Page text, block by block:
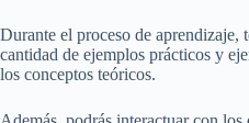
Durante el proceso de aprendizaje,
cantidad de ejemplos prácticos y
los conceptos teóricos.